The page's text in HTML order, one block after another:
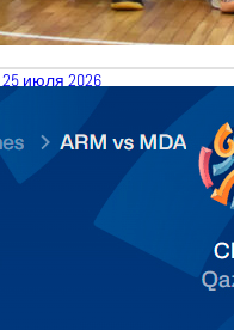
25 июля 2026
26.07.2026 Armenia vs
Division C
Читать далее